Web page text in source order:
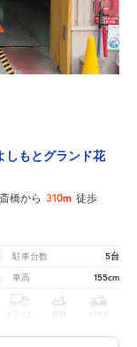
しもとグランド花
橋から 310m 徒歩
駐車台数 5台
車高 155cm
トラック 原付 バイク